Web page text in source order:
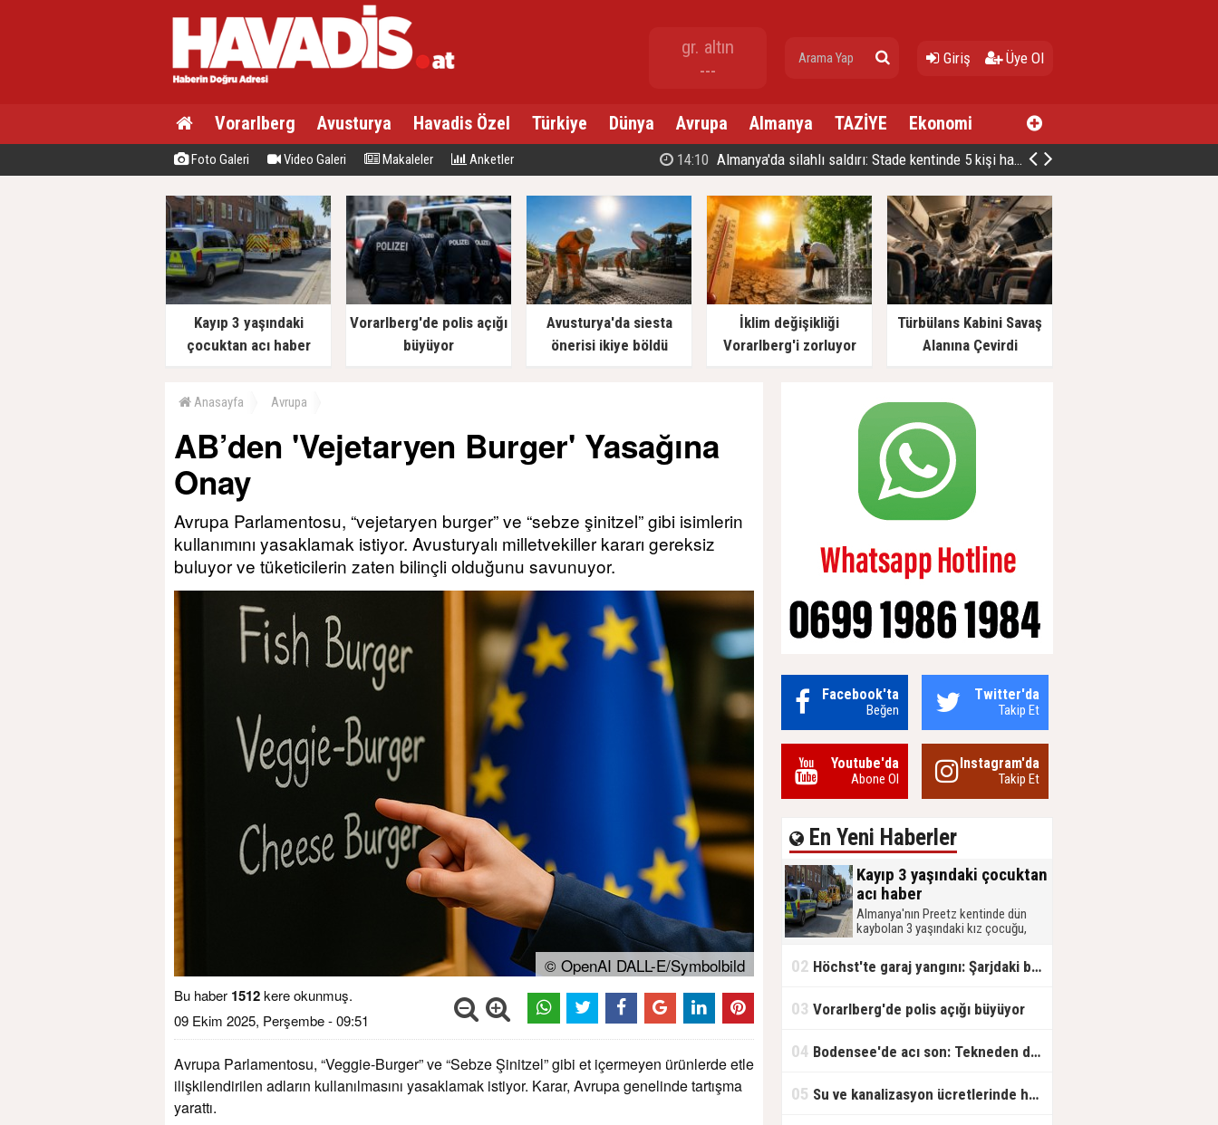
gr. altın
---
Giriş Üye Ol
Vorarlberg Avusturya Havadis Özel Türkiye Dünya Avrupa Almanya TAZİYE Ekonomi
Foto Galeri Video Galeri Makaleler Anketler 10:56 Bludenz'deki faciada can kaybı üçe yükseldi
Kayıp 3 yaşındaki
çocuktan acı haber
Vorarlberg'de polis açığı
büyüyor
Avusturya'da siesta
önerisi ikiye böldü
İklim değişikliği
Vorarlberg'i zorluyor
Türbülans Kabini Savaş
Alanına Çevirdi
Anasayfa Avrupa
AB’den 'Vejetaryen Burger' Yasağına
Onay
Avrupa Parlamentosu, “vejetaryen burger” ve “sebze şinitzel” gibi isimlerin
kullanımını yasaklamak istiyor. Avusturyalı milletvekiller kararı gereksiz
buluyor ve tüketicilerin zaten bilinçli olduğunu savunuyor.
© OpenAI DALL-E/Symbolbild
Bu haber 1512kere okunmuş.
09 Ekim 2025, Perşembe - 09:51
Avrupa Parlamentosu, “Veggie-Burger” ve “Sebze Şinitzel” gibi et içermeyen ürünlerde etle
ilişkilendirilen adların kullanılmasını yasaklamak istiyor. Karar, Avrupa genelinde tartışma
yarattı.
Facebook'ta
Beğen
Twitter'da
Takip Et
Youtube'da
Abone Ol
Instagram'da
Takip Et
En Yeni Haberler
Kayıp 3 yaşındaki çocuktan
acı haber
Almanya'nın Preetz kentinde dün
kaybolan 3 yaşındaki kız çocuğu,
ardından ölü bulundu. Polis, bulunan
cansız bedenin büyük ihtimalle kayıp
olduğunu açıkladı.
02 Höchst'te garaj yangını: Şarjdaki batarya alev aldı
03 Vorarlberg'de polis açığı büyüyor
04 Bodensee'de acı son: Tekneden düşen 65 yaşındaki kadın hayatını kaybetti
05 Su ve kanalizasyon ücretlerinde hesaplama hataları ortaya çıktı